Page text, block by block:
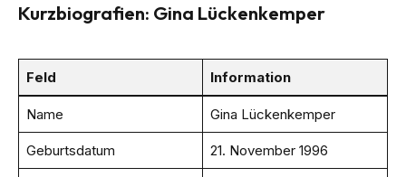
Kurzbiografien: Gina Lückenkemper
Feld Information
Name Gina Lückenkemper
Geburtsdatum 21. November 1996